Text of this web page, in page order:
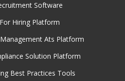
Software
Hiring Platform
Ats Platform
Solution Platform
Best Practices Tools